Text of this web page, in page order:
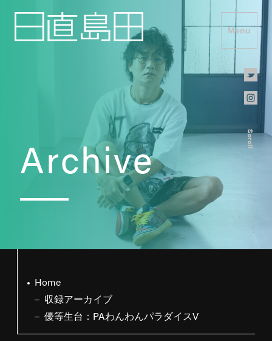
Menu
Scroll
Archive
Home
収録アーカイブ
優等生台：PAわんわんパラダイスV